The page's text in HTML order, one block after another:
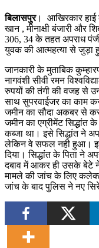
बिलासपुर। आखिरकार हाई
खान , मीनाक्षी बंजारी और
306, 34 के तहत अपराध
युवक की आत्महत्या से जुड़ा
जानकारी के मुताबिक
नागवंशी सीवी रमन
रुपयों की तंगी की वजह से
साथ सुपरवाईजर का काम
जमीन का सौदा अकबर से
जमीन का एग्रीमेंट सिद्धांत
कब्जा था। इसे सिद्धांत ने
लेकिन वे सफल नही हुआ।
दिया। सिद्धांत के पिता ने
दबाव में आकर ही उसके बेटे
मामले की जांच के लिए
जांच के बाद पुलिस ने नए सिरे